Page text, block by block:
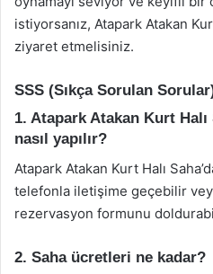
istiyorsanız, Atapark Atakan
ziyaret etmelisiniz.
SSS (Sıkça Sorulan
1. Atapark Atakan Kurt Halı
nasıl yapılır?
Atapark Atakan Kurt Halı
telefonla iletişime geçebilir
rezervasyon formunu
2. Saha ücretleri ne kadar?